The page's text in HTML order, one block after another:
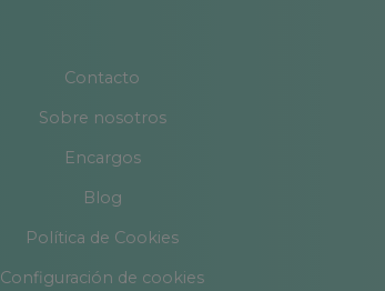
Contacto
Sobre nosotros
Encargos
Blog
Política de Cookies
Configuración de cookies